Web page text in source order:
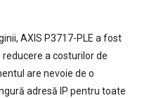
AXIS P3717-PLE a fost
a costurilor de
are nevoie de o
adresă IP pentru toate